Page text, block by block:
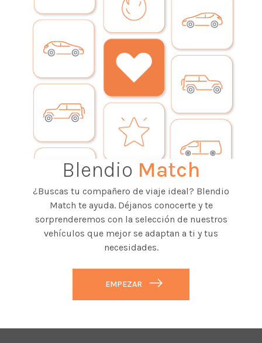
Blendio Match
¿Buscas tu compañero de viaje ideal? Blendio
Match te ayuda. Déjanos conocerte y te
sorprenderemos con la selección de nuestros
vehículos que mejor se adaptan a ti y tus
necesidades.
EMPEZAR